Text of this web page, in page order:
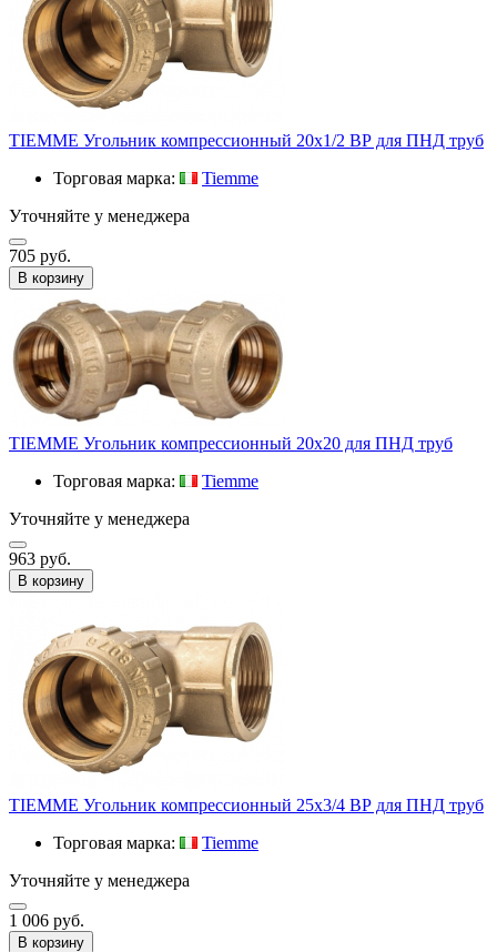
TIEMME Угольник компрессионный 20х1/2 ВР для ПНД труб
Торговая марка:
Tiemme
Уточняйте у менеджера
705 руб.
В корзину
TIEMME Угольник компрессионный 20х20 для ПНД труб
Торговая марка:
Tiemme
Уточняйте у менеджера
963 руб.
В корзину
TIEMME Угольник компрессионный 25х3/4 ВР для ПНД труб
Торговая марка:
Tiemme
Уточняйте у менеджера
1 006 руб.
В корзину